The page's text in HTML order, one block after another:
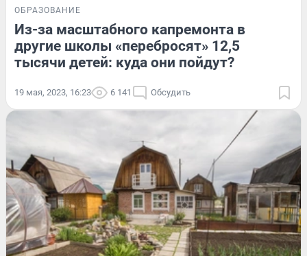
ОБРАЗОВАНИЕ
Из-за масштабного капремонта в
другие школы «перебросят» 12,5
тысячи детей: куда они пойдут?
19 мая, 2023, 16:23 6 141 Обсудить